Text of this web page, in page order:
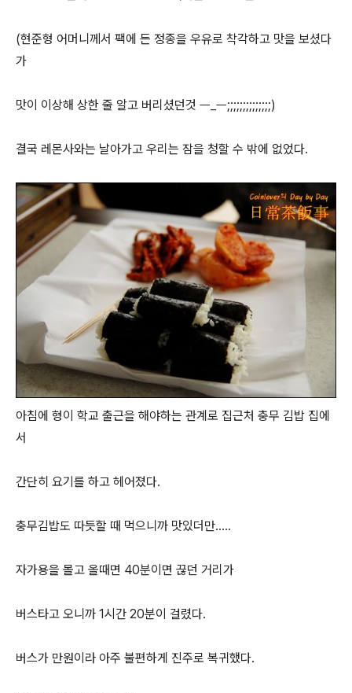
(현준형 어머니께서 팩에 든 정종을 우유로 착각하고 맛을 보셨다
가
맛이 이상해 상한 줄 알고 버리셨던것 ㅡ_ㅡ;;;;;;;;;;;;;;)
결국 레몬사와는 날아가고 우리는 잠을 청할 수 밖에 없었다.
아침에 형이 학교 출근을 해야하는 관계로 집근처 충무 김밥 집에
서
간단히 요기를 하고 헤어졌다.
충무김밥도 따듯할 때 먹으니까 맛있더만.....
자가용을 몰고 올때면 40분이면 끊던 거리가
버스타고 오니까 1시간 20분이 걸렸다.
버스가 만원이라 아주 불편하게 진주로 복귀했다.